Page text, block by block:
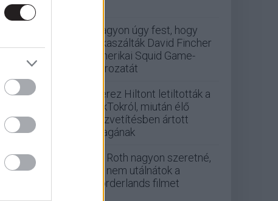
Nagyon úgy fest, hogy
elkaszálták David Fincher
amerikai Squid Game-
sorozatát
Perez Hiltont letiltották a
TikTokról, miután élő
közvetítésben ártott
magának
Eli Roth nagyon szeretné,
ha nem utálnátok a
Borderlands filmet